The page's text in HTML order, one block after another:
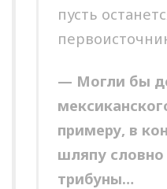
пусть
— Могли бы
примеру, в
шляпу словно
трибуны…